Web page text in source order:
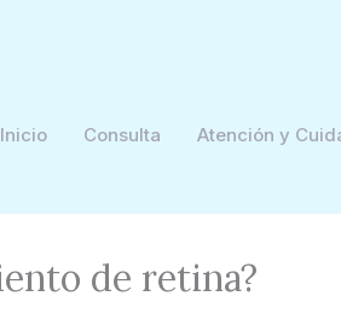
Inicio Consulta Atención y
de retina?